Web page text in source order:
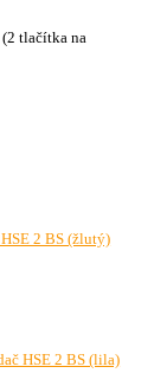
(2 tlačítka na